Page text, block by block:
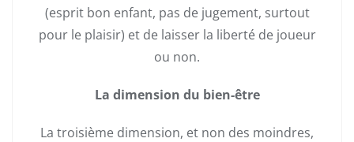
(esprit bon enfant, pas de jugement, surtout
pour le plaisir) et de laisser la liberté de joueur
ou non.
La dimension du bien-être
La troisième dimension, et non des moindres,